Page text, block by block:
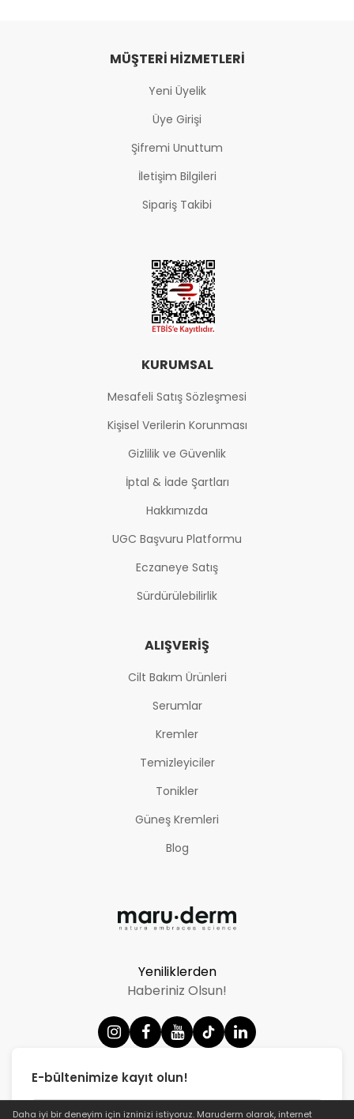
MÜŞTERI HIZMETLERI
Yeni Üyelik
Üye Girişi
Şifremi Unuttum
İletişim Bilgileri
Sipariş Takibi
KURUMSAL
Mesafeli Satış Sözleşmesi
Kişisel Verilerin Korunması
Gizlilik ve Güvenlik
İptal & İade Şartları
Hakkımızda
UGC Başvuru Platformu
Eczaneye Satış
Sürdürülebilirlik
ALIŞVERIŞ
Cilt Bakım Ürünleri
Serumlar
Kremler
Temizleyiciler
Tonikler
Güneş Kremleri
Blog
Yeniliklerden
Haberiniz Olsun!
E-bültenimize kayıt olun!
Daha iyi bir deneyim için izninizi istiyoruz. Maruderm olarak, internet